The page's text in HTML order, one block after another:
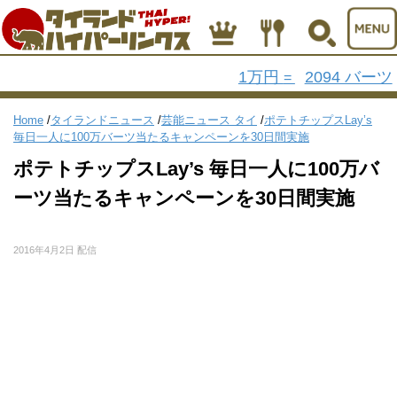
1万円 = 2094 バーツ
Home /タイランドニュース /芸能ニュース タイ /ポテトチップスLay’s
毎日一人に100万バーツ当たるキャンペーンを30日間実施
ポテトチップスLay’s 毎日一人に100万バ
ーツ当たるキャンペーンを30日間実施
2016年4月2日 配信